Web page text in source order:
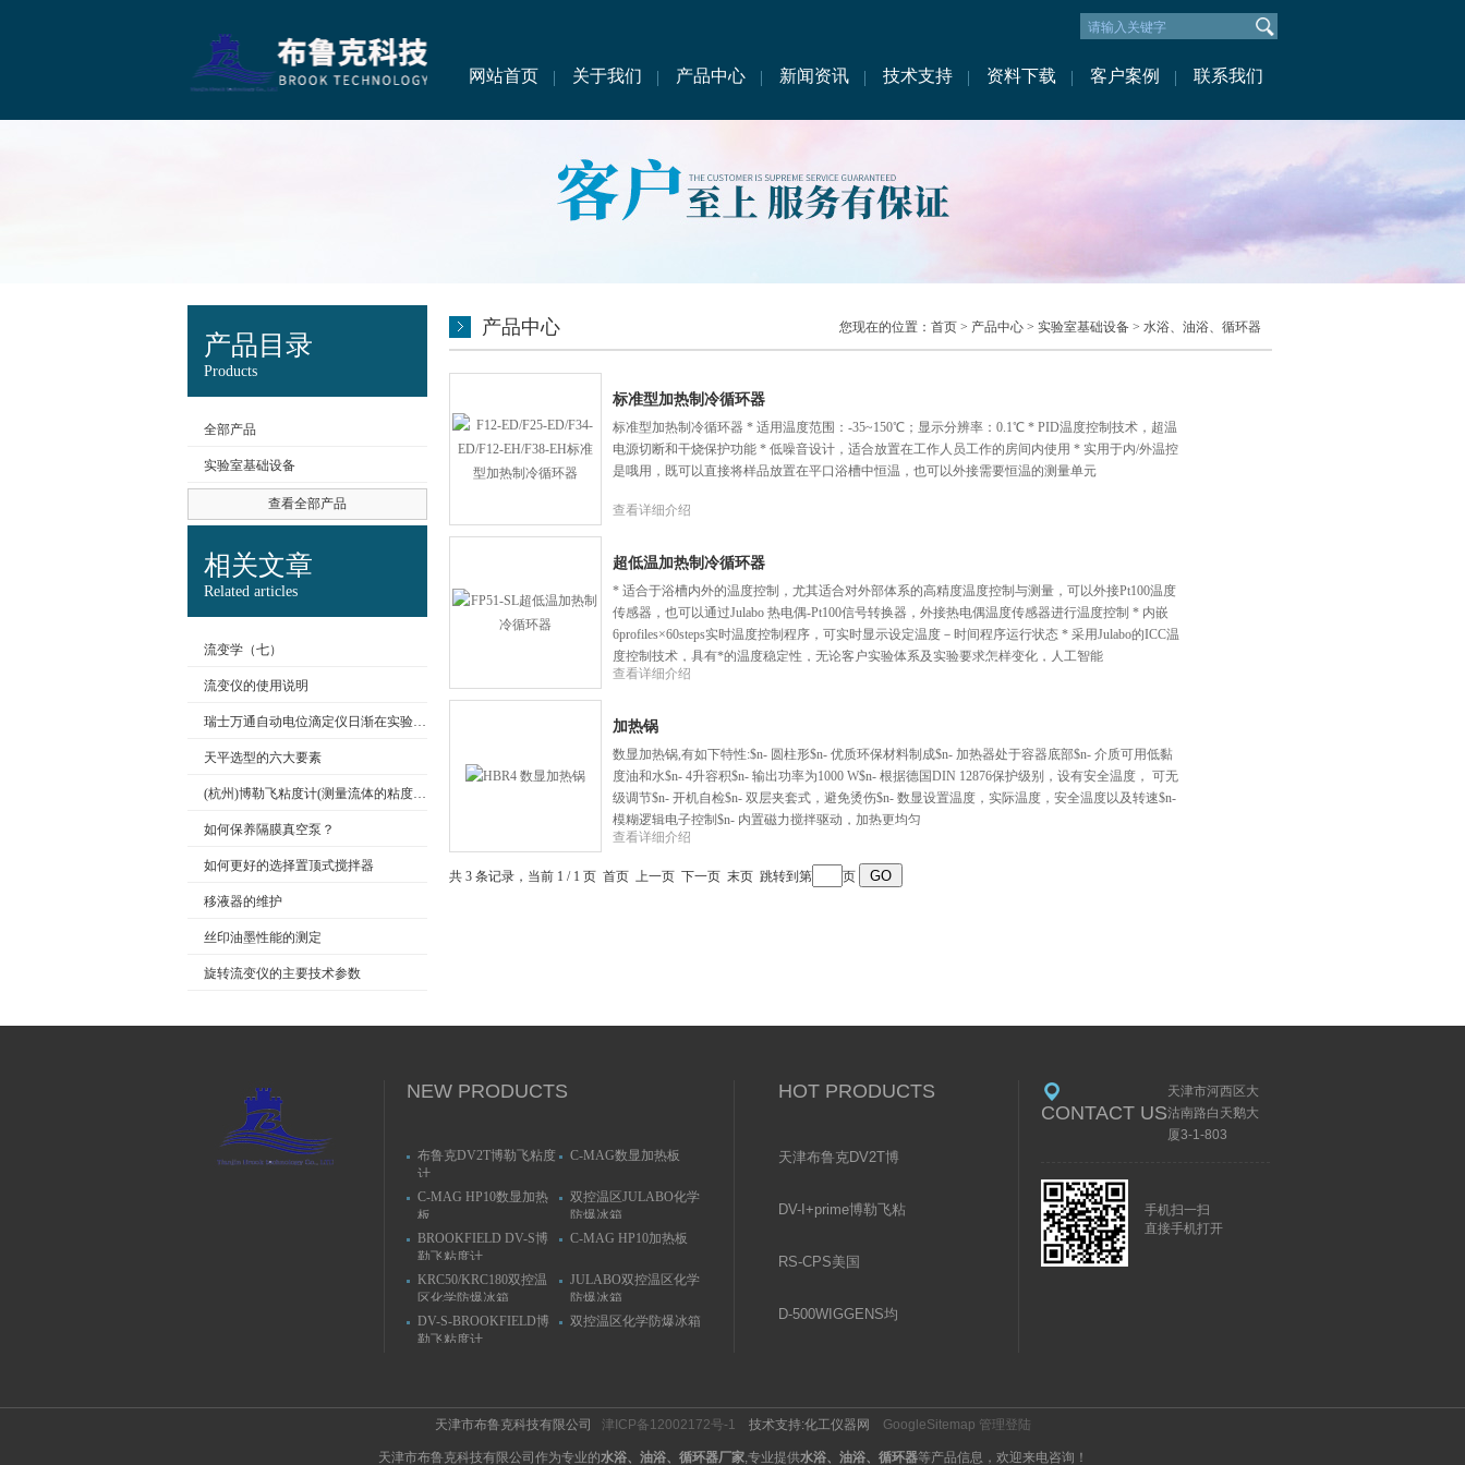
公司名称
网站首页 关于我们 产品中心 新闻资讯 技术支持 资料下载 客户案例 联系我们
产品目录
Products
全部产品
实验室基础设备
查看全部产品
相关文章
Related articles
流变学（七）
流变仪的使用说明
瑞士万通自动电位滴定仪日渐在实验室滴定分析中站稳脚跟
天平选型的六大要素
(杭州)博勒飞粘度计(测量流体的粘度值)
如何保养隔膜真空泵？
如何更好的选择置顶式搅拌器
移液器的维护
丝印油墨性能的测定
旋转流变仪的主要技术参数
产品中心 您现在的位置： 首页 > 产品中心 > 实验室基础设备 > 水浴、油浴、循环器
标准型加热制冷循环器
标准型加热制冷循环器 * 适用温度范围：-35~150℃；显示分辨率：0.1℃ * PID温度控制技术，超温
电源切断和干烧保护功能 * 低噪音设计，适合放置在工作人员工作的房间内使用 * 实用于内/外温控
是哦用，既可以直接将样品放置在平口浴槽中恒温，也可以外接需要恒温的测量单元
查看详细介绍
超低温加热制冷循环器
* 适合于浴槽内外的温度控制，尤其适合对外部体系的高精度温度控制与测量，可以外接Pt100温度
传感器，也可以通过Julabo 热电偶-Pt100信号转换器，外接热电偶温度传感器进行温度控制 * 内嵌
6profiles×60steps实时温度控制程序，可实时显示设定温度－时间程序运行状态 * 采用Julabo的ICC温
度控制技术，具有*的温度稳定性，无论客户实验体系及实验要求怎样变化，人工智能
查看详细介绍
加热锅
数显加热锅,有如下特性:$n- 圆柱形$n- 优质环保材料制成$n- 加热器处于容器底部$n- 介质可用低黏
度油和水$n- 4升容积$n- 输出功率为1000 W$n- 根据德国DIN 12876保护级别，设有安全温度， 可无
级调节$n- 开机自检$n- 双层夹套式，避免烫伤$n- 数显设置温度，实际温度，安全温度以及转速$n-
模糊逻辑电子控制$n- 内置磁力搅拌驱动，加热更均匀
查看详细介绍
共 3 条记录，当前 1 / 1 页 首页 上一页 下一页 末页 跳转到第 页
NEW PRODUCTS
布鲁克DV2T博勒飞粘度
计
C-MAG数显加热板
C-MAG HP10数显加热
板
双控温区JULABO化学
防爆冰箱
BROOKFIELD DV-S博
勒飞粘度计
C-MAG HP10加热板
KRC50/KRC180双控温
区化学防爆冰箱
JULABO双控温区化学
防爆冰箱
DV-S-BROOKFIELD博
勒飞粘度计
双控温区化学防爆冰箱
HOT PRODUCTS
天津布鲁克DV2T博
DV-I+prime博勒飞粘
RS-CPS美国
D-­500WIGGENS均
CONTACT US
天津市河西区大
沽南路白天鹅大
厦3-1-803
手机扫一扫
直接手机打开
天津市布鲁克科技有限公司 津ICP备12002172号-1 技术支持:化工仪器网 GoogleSitemap 管理登陆
天津市布鲁克科技有限公司作为专业的水浴、油浴、循环器厂家,专业提供水浴、油浴、循环器等产品信息，欢迎来电咨询！